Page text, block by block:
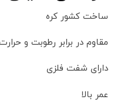
ساخت کشور کره
مقاوم در برابر رطوبت و
دارای شفت فلزی
عمر بالا